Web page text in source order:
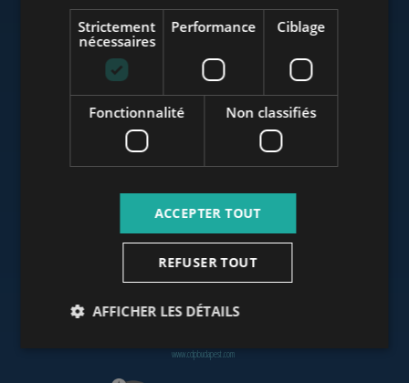
www.mybudapesthome.com
www.budapestluxuryapartments.hu
www.budapestoffices.net
www.cdpbudapest.com
ARABIC
Strictement
nécessaires
Performance Ciblage
Fonctionnalité Non classifiés
ACCEPTER TOUT
REFUSER TOUT
AFFICHER LES DÉTAILS